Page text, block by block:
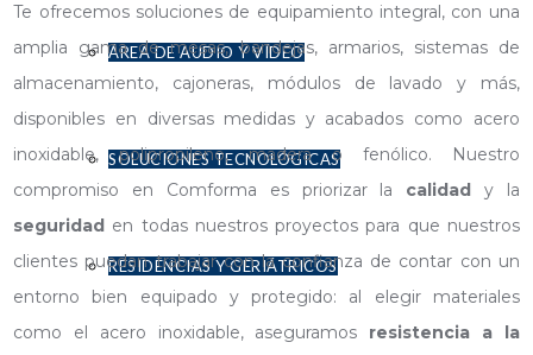
ÁREA DE AUDIO Y VÍDEO
SOLUCIONES TECNOLÓGICAS
RESIDENCIAS Y GERIÁTRICOS
Te ofrecemos soluciones de equipamiento integral, con una
amplia gama de mesas, bandejas, armarios, sistemas de
almacenamiento, cajoneras, módulos de lavado y más,
disponibles en diversas medidas y acabados como acero
inoxidable, polipropileno, madera o fenólico. Nuestro
compromiso en Comforma es priorizar la calidad
y la
seguridad en todas nuestros proyectos para que nuestros
clientes puedan trabajar con la confianza de contar con un
entorno bien equipado y protegido: al elegir materiales
como el acero inoxidable, aseguramos resistencia a la